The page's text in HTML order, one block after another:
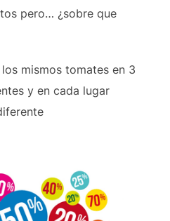
pero… ¿sobre que
mismos tomates en 3
y en cada lugar